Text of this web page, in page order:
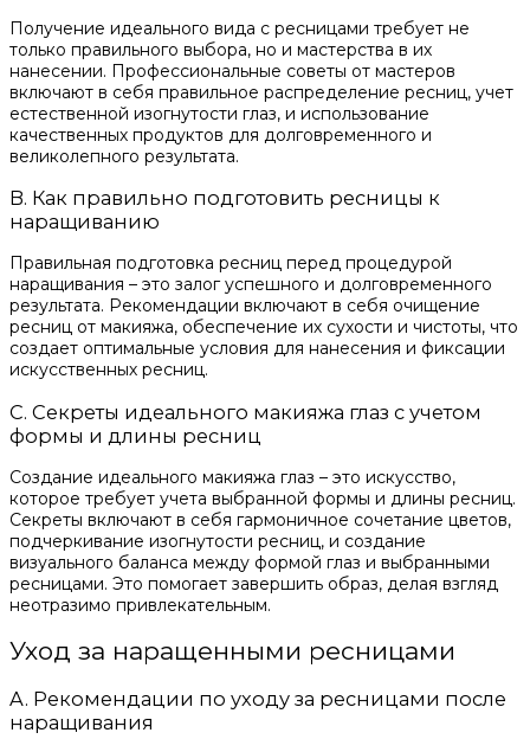
Получение идеального вида с ресницами требует не
только правильного выбора, но и мастерства в их
нанесении. Профессиональные советы от мастеров
включают в себя правильное распределение ресниц, учет
естественной изогнутости глаз, и использование
качественных продуктов для долговременного и
великолепного результата.
B. Как правильно подготовить ресницы к
наращиванию
Правильная подготовка ресниц перед процедурой
наращивания – это залог успешного и долговременного
результата. Рекомендации включают в себя очищение
ресниц от макияжа, обеспечение их сухости и чистоты, что
создает оптимальные условия для нанесения и фиксации
искусственных ресниц.
C. Секреты идеального макияжа глаз с учетом
формы и длины ресниц
Создание идеального макияжа глаз – это искусство,
которое требует учета выбранной формы и длины ресниц.
Секреты включают в себя гармоничное сочетание цветов,
подчеркивание изогнутости ресниц, и создание
визуального баланса между формой глаз и выбранными
ресницами. Это помогает завершить образ, делая взгляд
неотразимо привлекательным.
Уход за наращенными ресницами
A. Рекомендации по уходу за ресницами после
наращивания